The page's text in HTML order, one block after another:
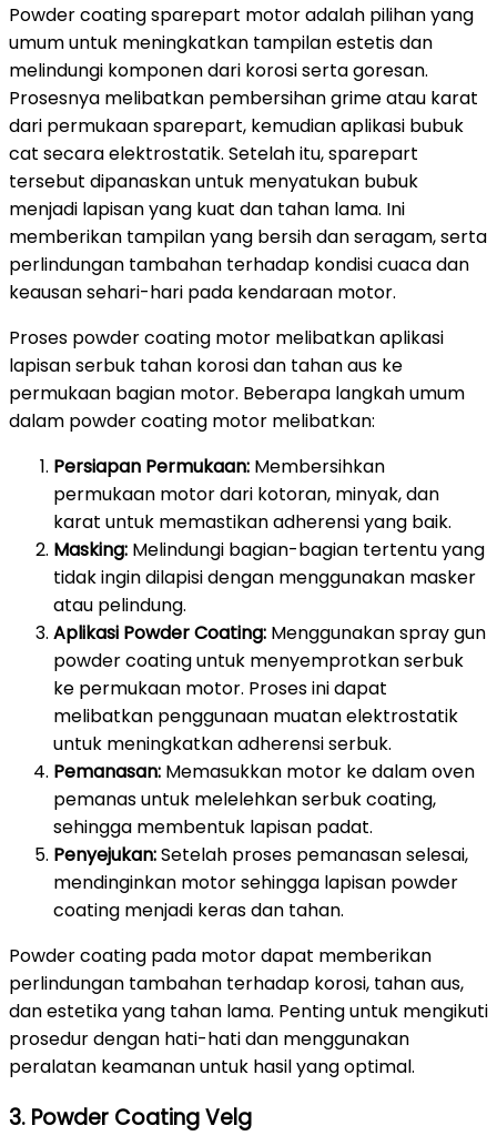
Powder coating sparepart motor adalah pilihan yang
umum untuk meningkatkan tampilan estetis dan
melindungi komponen dari korosi serta goresan.
Prosesnya melibatkan pembersihan grime atau karat
dari permukaan sparepart, kemudian aplikasi bubuk
cat secara elektrostatik. Setelah itu, sparepart
tersebut dipanaskan untuk menyatukan bubuk
menjadi lapisan yang kuat dan tahan lama. Ini
memberikan tampilan yang bersih dan seragam, serta
perlindungan tambahan terhadap kondisi cuaca dan
keausan sehari-hari pada kendaraan motor.
Proses powder coating motor melibatkan aplikasi
lapisan serbuk tahan korosi dan tahan aus ke
permukaan bagian motor. Beberapa langkah umum
dalam powder coating motor melibatkan:
Persiapan Permukaan: Membersihkan
permukaan motor dari kotoran, minyak, dan
karat untuk memastikan adherensi yang baik.
Masking: Melindungi bagian-bagian tertentu yang
tidak ingin dilapisi dengan menggunakan masker
atau pelindung.
Aplikasi Powder Coating: Menggunakan spray gun
powder coating untuk menyemprotkan serbuk
ke permukaan motor. Proses ini dapat
melibatkan penggunaan muatan elektrostatik
untuk meningkatkan adherensi serbuk.
Pemanasan: Memasukkan motor ke dalam oven
pemanas untuk melelehkan serbuk coating,
sehingga membentuk lapisan padat.
Penyejukan:Setelah proses pemanasan selesai,
mendinginkan motor sehingga lapisan powder
coating menjadi keras dan tahan.
Powder coating pada motor dapat memberikan
perlindungan tambahan terhadap korosi, tahan aus,
dan estetika yang tahan lama. Penting untuk mengikuti
prosedur dengan hati-hati dan menggunakan
peralatan keamanan untuk hasil yang optimal.
3. Powder Coating Velg